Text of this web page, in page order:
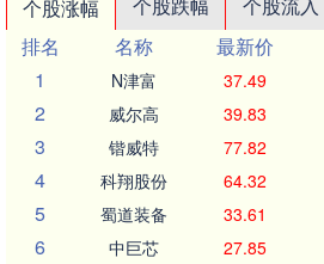
个股涨幅
排名
名称 最新价
1
N津富 37.49
2 威尔高 39.83
3 锴威特 77.82
4 科翔股份 64.32
5 蜀道装备 33.61
6 中巨芯 27.85